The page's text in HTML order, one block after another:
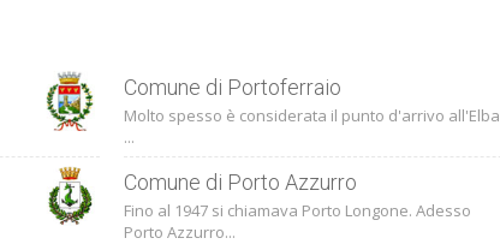
Comune di Portoferraio
Molto spesso è considerata il punto d'arrivo all'Elba
...
Comune di Porto Azzurro
Fino al 1947 si chiamava Porto Longone. Adesso
Porto Azzurro...